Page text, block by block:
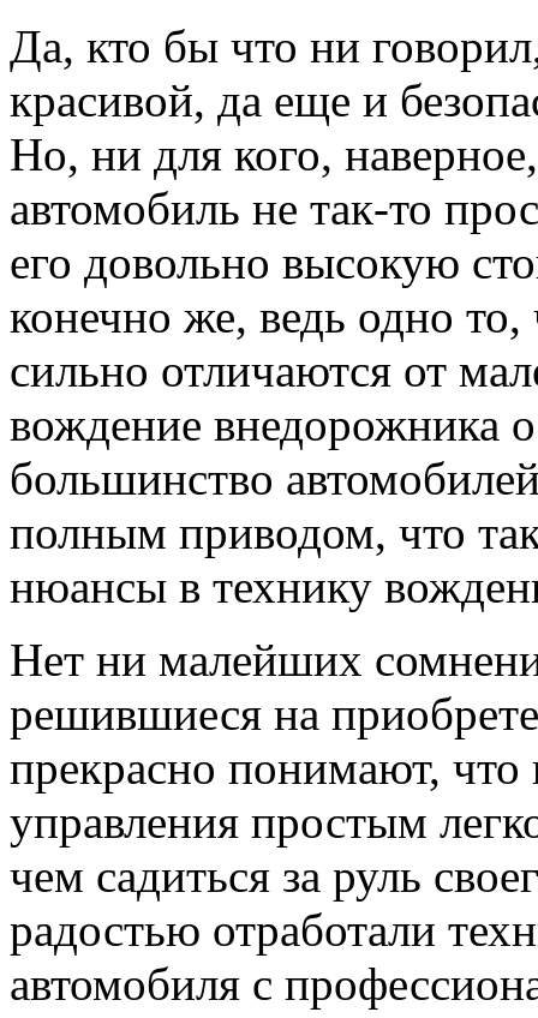
Да, кто бы что ни
красивой, да еще и
Но, ни для кого,
автомобиль не так-то
его довольно высокую
конечно же, ведь одно
сильно отличаются от
вождение внедорожника
большинство
полным приводом, что
нюансы в технику
Нет ни малейших
решившиеся на
прекрасно понимают, что
управления простым
чем садиться за руль
радостью отработали
автомобиля с